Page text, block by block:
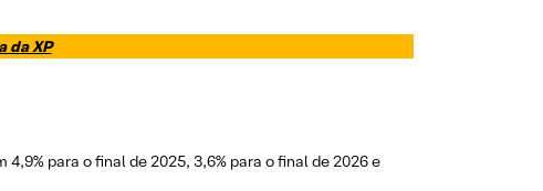
da XP
para o final de 2025, 3,6% para o final de 2026 e